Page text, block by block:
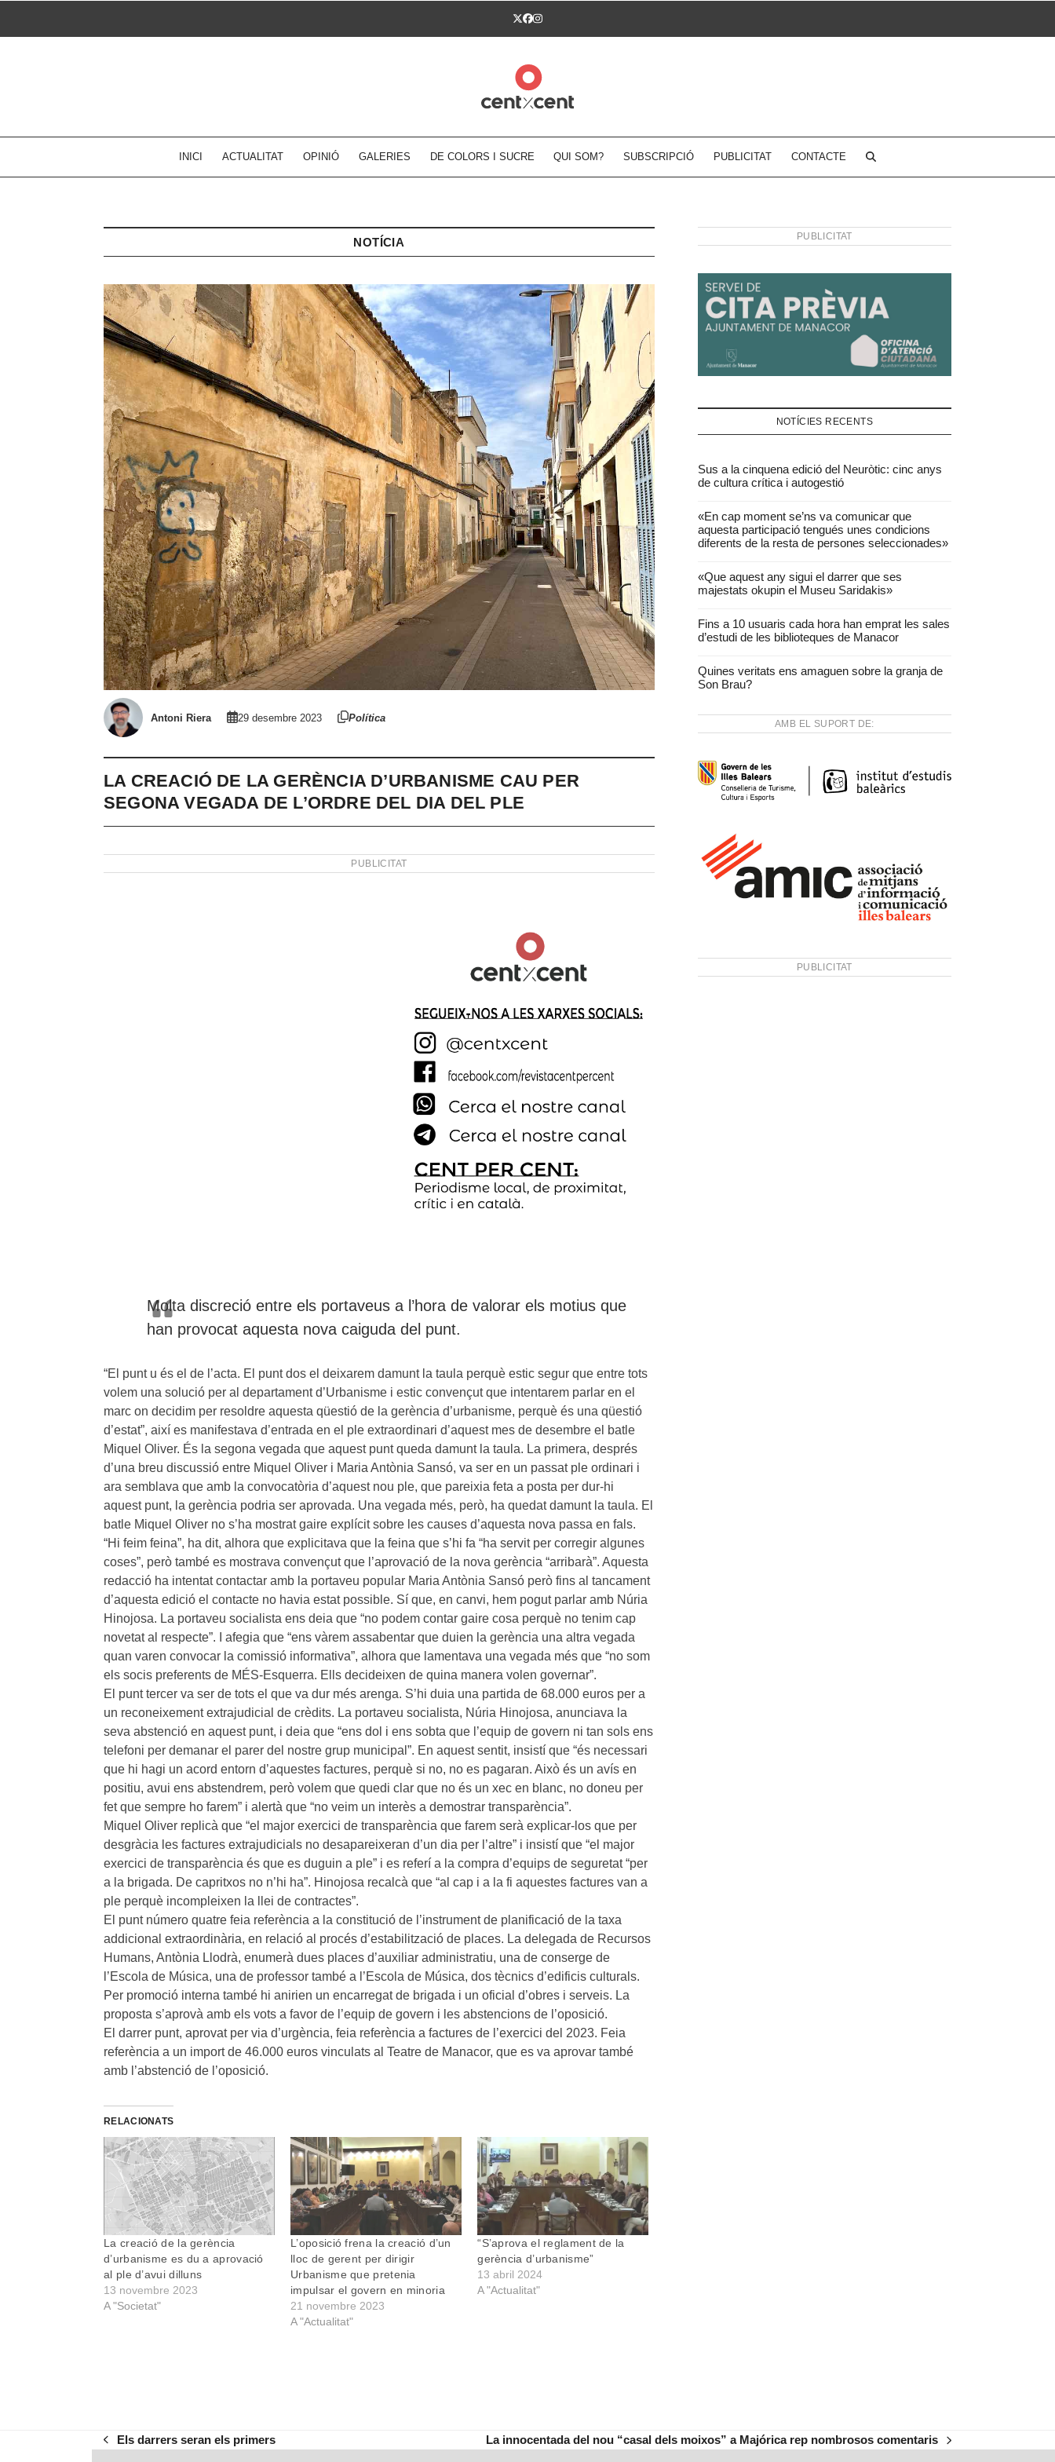
Twitter
Facebook
Instagram
INICI ACTUALITAT OPINIÓ GALERIES DE COLORS I SUCRE QUI SOM? SUBSCRIPCIÓ PUBLICITAT CONTACTE
NOTÍCIA
Antoni Riera 29 desembre 2023 Política
LA CREACIÓ DE LA GERÈNCIA D’URBANISME CAU PER
SEGONA VEGADA DE L’ORDRE DEL DIA DEL PLE
PUBLICITAT
Molta discreció entre els portaveus a l’hora de valorar els motius que
han provocat aquesta nova caiguda del punt.
“El punt u és el de l’acta. El punt dos el deixarem damunt la taula perquè estic segur que entre tots
volem una solució per al departament d’Urbanisme i estic convençut que intentarem parlar en el
marc on decidim per resoldre aquesta qüestió de la gerència d’urbanisme, perquè és una qüestió
d’estat”, així es manifestava d’entrada en el ple extraordinari d’aquest mes de desembre el batle
Miquel Oliver. És la segona vegada que aquest punt queda damunt la taula. La primera, després
d’una breu discussió entre Miquel Oliver i Maria Antònia Sansó, va ser en un passat ple ordinari i
ara semblava que amb la convocatòria d’aquest nou ple, que pareixia feta a posta per dur-hi
aquest punt, la gerència podria ser aprovada. Una vegada més, però, ha quedat damunt la taula. El
batle Miquel Oliver no s’ha mostrat gaire explícit sobre les causes d’aquesta nova passa en fals.
“Hi feim feina”, ha dit, alhora que explicitava que la feina que s’hi fa “ha servit per corregir algunes
coses”, però també es mostrava convençut que l’aprovació de la nova gerència “arribarà”. Aquesta
redacció ha intentat contactar amb la portaveu popular Maria Antònia Sansó però fins al tancament
d’aquesta edició el contacte no havia estat possible. Sí que, en canvi, hem pogut parlar amb Núria
Hinojosa. La portaveu socialista ens deia que “no podem contar gaire cosa perquè no tenim cap
novetat al respecte”. I afegia que “ens vàrem assabentar que duien la gerència una altra vegada
quan varen convocar la comissió informativa”, alhora que lamentava una vegada més que “no som
els socis preferents de MÉS-Esquerra. Ells decideixen de quina manera volen governar”.
El punt tercer va ser de tots el que va dur més arenga. S’hi duia una partida de 68.000 euros per a
un reconeixement extrajudicial de crèdits. La portaveu socialista, Núria Hinojosa, anunciava la
seva abstenció en aquest punt, i deia que “ens dol i ens sobta que l’equip de govern ni tan sols ens
telefoni per demanar el parer del nostre grup municipal”. En aquest sentit, insistí que “és necessari
que hi hagi un acord entorn d’aquestes factures, perquè si no, no es pagaran. Això és un avís en
positiu, avui ens abstendrem, però volem que quedi clar que no és un xec en blanc, no doneu per
fet que sempre ho farem” i alertà que “no veim un interès a demostrar transparència”.
Miquel Oliver replicà que “el major exercici de transparència que farem serà explicar-los que per
desgràcia les factures extrajudicials no desapareixeran d’un dia per l’altre” i insistí que “el major
exercici de transparència és que es duguin a ple” i es referí a la compra d’equips de seguretat “per
a la brigada. De capritxos no n’hi ha”. Hinojosa recalcà que “al cap i a la fi aquestes factures van a
ple perquè incompleixen la llei de contractes”.
El punt número quatre feia referència a la constitució de l’instrument de planificació de la taxa
addicional extraordinària, en relació al procés d’estabilització de places. La delegada de Recursos
Humans, Antònia Llodrà, enumerà dues places d’auxiliar administratiu, una de conserge de
l’Escola de Música, una de professor també a l’Escola de Música, dos tècnics d’edificis culturals.
Per promoció interna també hi anirien un encarregat de brigada i un oficial d’obres i serveis. La
proposta s’aprovà amb els vots a favor de l’equip de govern i les abstencions de l’oposició.
El darrer punt, aprovat per via d’urgència, feia referència a factures de l’exercici del 2023. Feia
referència a un import de 46.000 euros vinculats al Teatre de Manacor, que es va aprovar també
amb l’abstenció de l’oposició.
RELACIONATS
La creació de la gerència
d’urbanisme es du a aprovació
al ple d’avui dilluns
13 novembre 2023
A "Societat"
L’oposició frena la creació d’un
lloc de gerent per dirigir
Urbanisme que pretenia
impulsar el govern en minoria
21 novembre 2023
A "Actualitat"
“S’aprova el reglament de la
gerència d’urbanisme”
13 abril 2024
A "Actualitat"
PUBLICITAT
NOTÍCIES RECENTS
Sus a la cinquena edició del Neuròtic: cinc anys
de cultura crítica i autogestió
«En cap moment se’ns va comunicar que
aquesta participació tengués unes condicions
diferents de la resta de persones seleccionades»
«Que aquest any sigui el darrer que ses
majestats okupin el Museu Saridakis»
Fins a 10 usuaris cada hora han emprat les sales
d’estudi de les biblioteques de Manacor
Quines veritats ens amaguen sobre la granja de
Son Brau?
AMB EL SUPORT DE:
PUBLICITAT
previous
Els darrers seran els primers
next
La innocentada del nou “casal dels moixos” a Majórica rep nombrosos comentaris